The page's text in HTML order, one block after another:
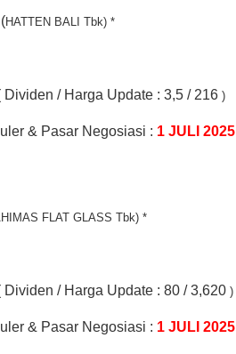
(HATTEN BALI Tbk) *
Dividen / Harga Update : 3,5 / 216 )
& Pasar Negosiasi : 1 JULI 2025
FLAT GLASS Tbk) *
Dividen / Harga Update : 80 / 3,620 )
& Pasar Negosiasi : 1 JULI 2025